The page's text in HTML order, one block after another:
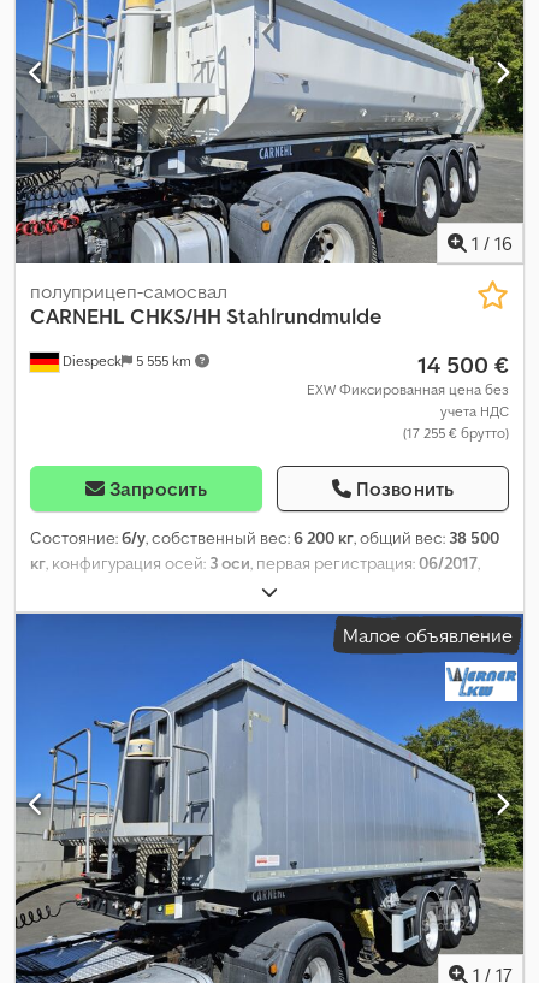
1 / 16
Diespeck 5 555 km
полуприцеп-самосвал
CARNEHL CHKS/HH Stahlrundmulde
14 500 €
EXW Фиксированная цена без
учета НДС
(17 255 € брутто)
Запросить Позвонить
Состояние:б/у, собственный вес:6 200 кг, общий вес: 38 500
кг, конфигурация осей: 3 оси, первая регистрация:06/2017,
03/2027
7 350 мм, ширина пространства для загрузки:2 340 мм, высота
, объем грузового пространства:24
385/65 R22,5, цвет:
, Оборудование:
Малое объявление
1 / 17